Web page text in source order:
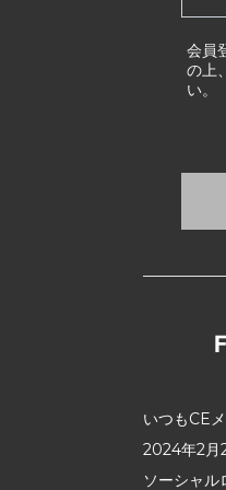
会員
の上
い。
いつもCE
2024年2月
ソーシャ